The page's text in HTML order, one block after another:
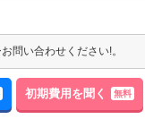
問い合わせください!。
初期費用を聞く 無料